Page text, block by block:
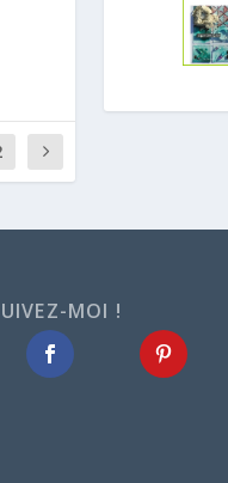
MOI !